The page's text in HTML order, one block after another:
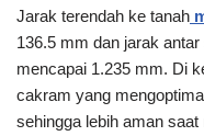
Jarak terendah ke tanah
136.5 mm dan jarak
mencapai 1.235 mm. Di
cakram yang
sehingga lebih aman